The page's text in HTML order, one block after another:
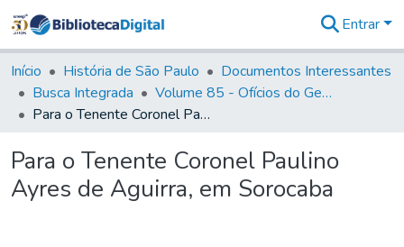
&
Coleções
Tudo na
Biblioteca
Estatísticas
Entrar
Início História de São Paulo
Documentos Interessantes
Busca Integrada
Volume 85 - Ofícios do General Francisco da Cunha Menezes (Governador da Capitania): 1782- 1786
Para o Tenente Coronel Paulino Ayres de Aguirra, em Sorocaba
Para o Tenente Coronel Paulino
Ayres de Aguirra, em Sorocaba